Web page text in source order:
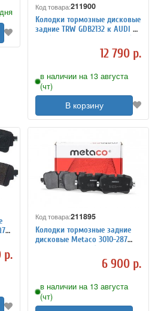
Код товара:211900
Колодки тормозные дисковые
задние TRW GDB2132 к AUDI Q7
4M (аналог Brembo P 85154)
12 790 р.
в наличии на 13 августа
(чт)
В корзину
р.
Код товара:211895
Колодки тормозные задние
дисковые Metaco 3010-287
для AUDI Q7 4M (аналог
6 900 р.
в наличии на 13 августа
(чт)